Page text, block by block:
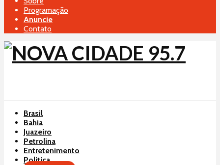
Programação
Anuncie
Contato
Brasil
Bahia
Juazeiro
Petrolina
Entretenimento
Politica